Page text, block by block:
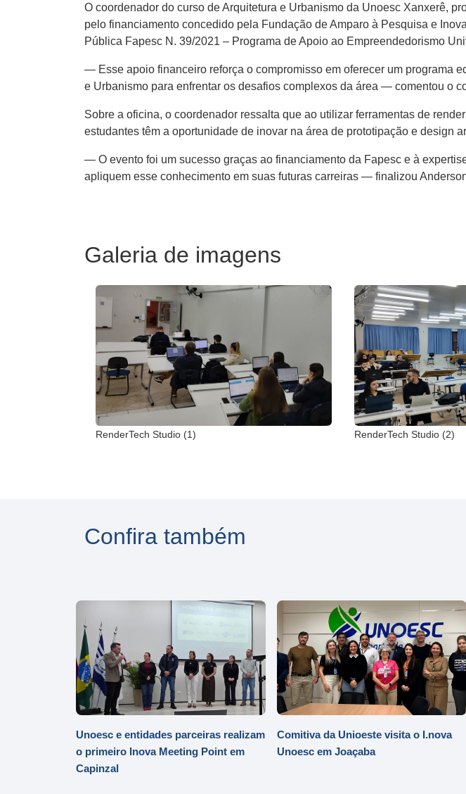
O coordenador do curso de Arquitetura e Urbanismo da Unoesc Xanxerê,
pelo financiamento concedido pela Fundação de Amparo à Pesquisa e
Pública Fapesc N. 39/2021 – Programa de Apoio ao Empreendedorismo
— Esse apoio financeiro reforça o compromisso em oferecer um programa
e Urbanismo para enfrentar os desafios complexos da área — comentou o
Sobre a oficina, o coordenador ressalta que ao utilizar ferramentas de
estudantes têm a oportunidade de inovar na área de prototipação e design
— O evento foi um sucesso graças ao financiamento da Fapesc e à
apliquem esse conhecimento em suas futuras carreiras — finalizou
Galeria de imagens
RenderTech Studio (1) RenderTech Studio (2)
Confira também
Unoesc e entidades parceiras realizam
o primeiro Inova Meeting Point em
Capinzal
Comitiva da Unioeste visita o I.nova
Unoesc em Joaçaba